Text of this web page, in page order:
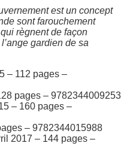
est un concept
sont farouchement
règnent de façon
gardien de sa
– 112 pages –
pages – 9782344009253
– 160 pages –
– 9782344015988
2017 – 144 pages –